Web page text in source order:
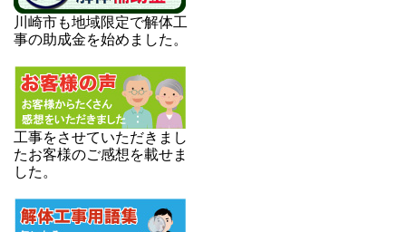
川崎市も地域限定で解体工
事の助成金を始めました。
工事をさせていただきまし
たお客様のご感想を載せま
した。